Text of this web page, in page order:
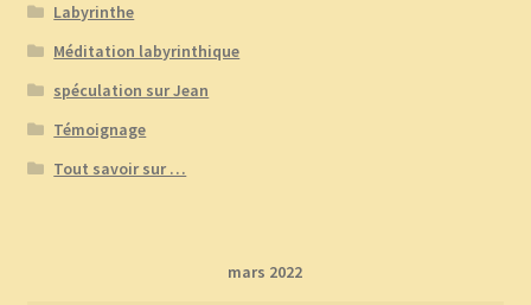
Labyrinthe
Méditation labyrinthique
spéculation sur Jean
Témoignage
Tout savoir sur …
mars 2022